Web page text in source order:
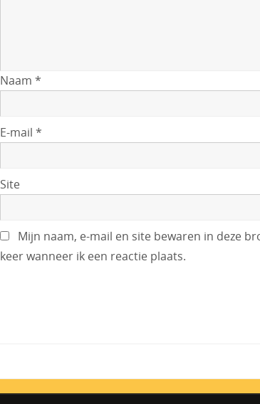
Naam *
E-mail *
Site
Mijn naam, e-mail en site bewaren in deze
keer wanneer ik een reactie plaats.